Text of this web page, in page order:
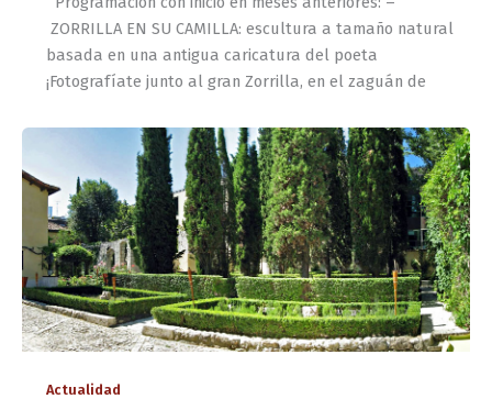
ZORRILLA EN SU CAMILLA: escultura a tamaño natural
basada en una antigua caricatura del poeta
¡Fotografíate junto al gran Zorrilla, en el zaguán de
Actualidad